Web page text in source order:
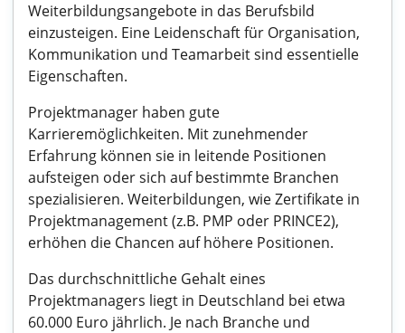
Weiterbildungsangebote in das Berufsbild
einzusteigen. Eine Leidenschaft für Organisation,
Kommunikation und Teamarbeit sind essentielle
Eigenschaften.
Projektmanager haben gute
Karrieremöglichkeiten. Mit zunehmender
Erfahrung können sie in leitende Positionen
aufsteigen oder sich auf bestimmte Branchen
spezialisieren. Weiterbildungen, wie Zertifikate in
Projektmanagement (z.B. PMP oder PRINCE2),
erhöhen die Chancen auf höhere Positionen.
Das durchschnittliche Gehalt eines
Projektmanagers liegt in Deutschland bei etwa
60.000 Euro jährlich. Je nach Branche und